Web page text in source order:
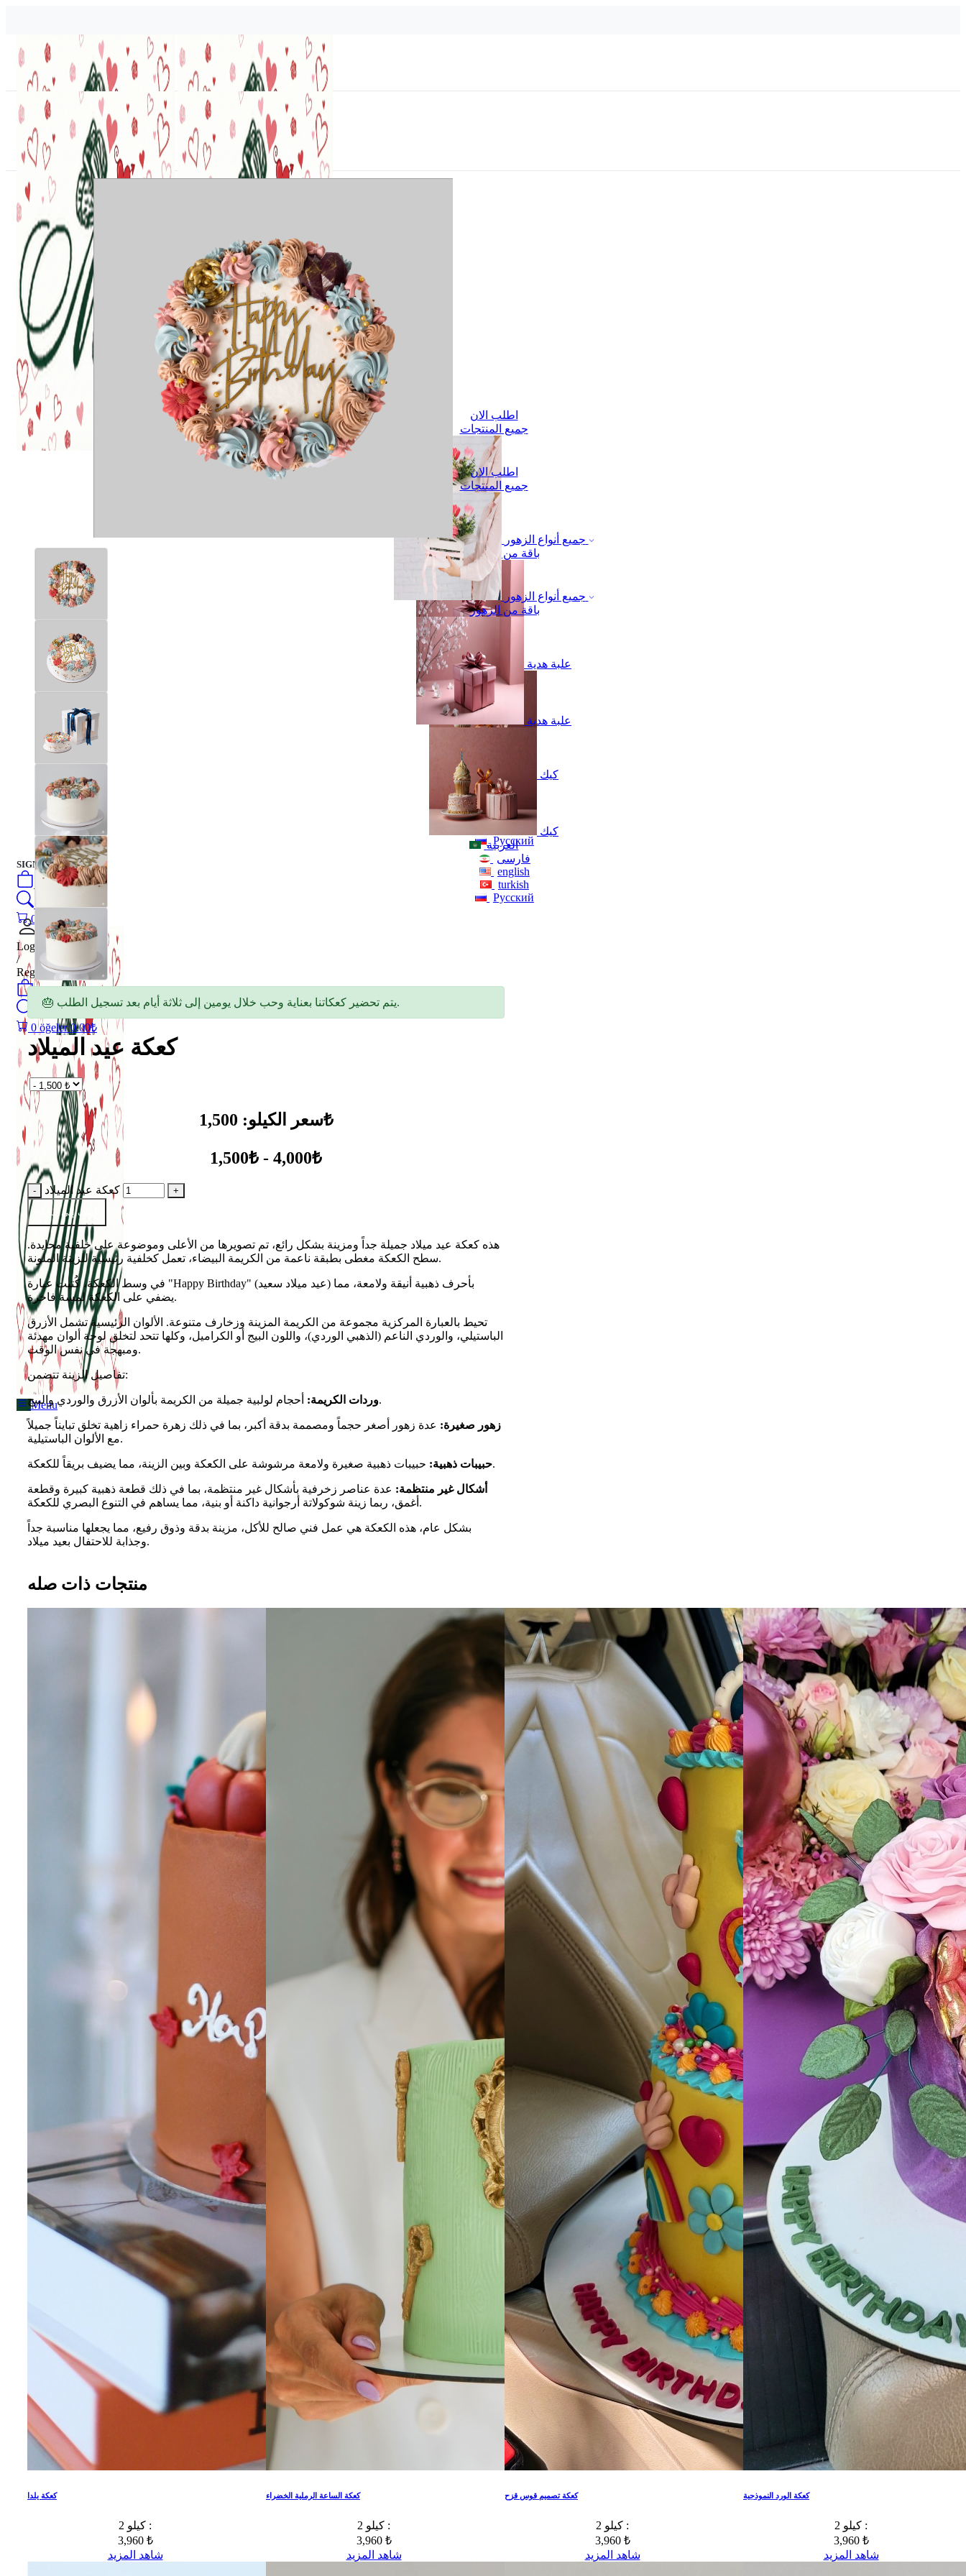
اطلب الان
جميع المنتجات
جميع أنواع الزهور
باقة من الزهور
علبة هدية
كيك
العربية
فارسی
english
Русский
SIGN IN/SIGN UP
öğeler
0
öğeler 0.00
Menu
اطلب الان
جميع المنتجات
جميع أنواع الزهور
باقة من الزهور
علبة هدية
كيك
العربية
فارسی
english
turkish
Русский
Login
/
Register
Search
0öğeler 0.00₺
Menu
🎂 يتم تحضير كعكاتنا بعناية وحب خلال يومين إلى ثلاثة أيام بعد تسجيل الطلب.
كعكة عيد الميلاد
سعر الكيلو: 1,500₺
1,500₺ - 4,000₺
كعكة عيد الميلاد
أضف إلى السلة
هذه كعكة عيد ميلاد جميلة جداً ومزينة بشكل رائع، تم تصويرها من الأعلى وموضوعة على خلفية محايدة.
سطح الكعكة مغطى بطبقة ناعمة من الكريمة البيضاء، تعمل كخلفية رئيسية للزينة الملونة.
في وسط الكعكة، كُتبت عبارة "Happy Birthday" (عيد ميلاد سعيد) بأحرف ذهبية أنيقة ولامعة، مما
يضفي على الكعكة لمسة فاخرة.
تحيط بالعبارة المركزية مجموعة من الكريمة المزينة وزخارف متنوعة. الألوان الرئيسية تشمل الأزرق
الباستيلي، والوردي الناعم (الذهبي الوردي)، واللون البيج أو الكراميل، وكلها تتحد لتخلق لوحة ألوان مهدئة
ومبهجة في نفس الوقت.
تفاصيل الزينة تتضمن:
وردات الكريمة:أحجام لولبية جميلة من الكريمة بألوان الأزرق والوردي والبيج.
زهور صغيرة: عدة زهور أصغر حجماً ومصممة بدقة أكبر، بما في ذلك زهرة حمراء زاهية تخلق تبايناً جميلاً
مع الألوان الباستيلية.
حبيبات ذهبية:حبيبات ذهبية صغيرة ولامعة مرشوشة على الكعكة وبين الزينة، مما يضيف بريقاً للكعكة.
أشكال غير منتظمة: عدة عناصر زخرفية بأشكال غير منتظمة، بما في ذلك قطعة ذهبية كبيرة وقطعة
أغمق، ربما زينة شوكولاتة أرجوانية داكنة أو بنية، مما يساهم في التنوع البصري للكعكة.
بشكل عام، هذه الكعكة هي عمل فني صالح للأكل، مزينة بدقة وذوق رفيع، مما يجعلها مناسبة جداً
وجذابة للاحتفال بعيد ميلاد.
منتجات ذات صله
كعكة يلدا
2 كيلو :
3,960 ₺
شاهد المزيد
كعكة الساعة الرملية الخضراء
2 كيلو :
3,960 ₺
شاهد المزيد
كعكة تصميم قوس قزح
2 كيلو :
3,960 ₺
شاهد المزيد
كعكة الورد النموذجية
2 كيلو :
3,960 ₺
شاهد المزيد